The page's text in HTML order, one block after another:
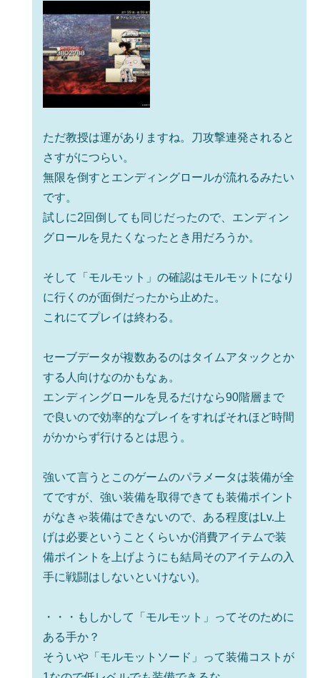
ただ教授は運がありますね。刀攻撃連発されると
さすがにつらい。
無限を倒すとエンディングロールが流れるみたい
です。
試しに2回倒しても同じだったので、エンディン
グロールを見たくなったとき用だろうか。
そして「モルモット」の確認はモルモットになり
に行くのが面倒だったから止めた。
これにてプレイは終わる。
セーブデータが複数あるのはタイムアタックとか
する人向けなのかもなぁ。
エンディングロールを見るだけなら90階層まで
で良いので効率的なプレイをすればそれほど時間
がかからず行けるとは思う。
強いて言うとこのゲームのパラメータは装備が全
てですが、強い装備を取得できても装備ポイント
がなきゃ装備はできないので、ある程度はLv.上
げは必要ということくらいか(消費アイテムで装
備ポイントを上げようにも結局そのアイテムの入
手に戦闘はしないといけない)。
・・・もしかして「モルモット」ってそのために
ある手か？
そういや「モルモットソード」って装備コストが